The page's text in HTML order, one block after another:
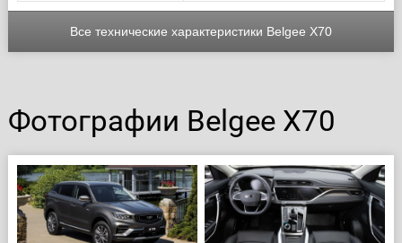
Все технические характеристики Belgee X70
Фотографии Belgee X70